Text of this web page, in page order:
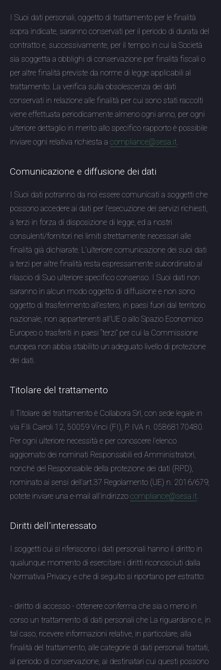
I Suoi dati personali, oggetto di trattamento per le finalità
sopra indicate, saranno conservati per il periodo di durata del
contratto e, successivamente, per il tempo in cui la Società
sia soggetta a obblighi di conservazione per finalità fiscali o
per altre finalità previste da norme di legge applicabili al
trattamento. La verifica sulla obsolescenza dei dati
conservati in relazione alle finalità per cui sono stati raccolti
viene effettuata periodicamente almeno ogni anno, per ogni
ulteriore dettaglio in merito allo specifico rapporto è possibile
inviare ogni relativa richiesta a compliance@sesa.it
Comunicazione e diffusione dei dati
I Suoi dati potranno da noi essere comunicati a soggetti che
possono accedere ai dati per l’esecuzione dei servizi richiesti,
a terzi in forza di disposizione di legge, ed a nostri
consulenti/fornitori nei limiti strettamente necessari alle
finalità già dichiarate. L’ulteriore comunicazione dei suoi dati
a terzi per altre finalità resta espressamente subordinato al
rilascio di Suo ulteriore specifico consenso. I Suoi dati non
saranno in alcun modo oggetto di diffusione e non sono
oggetto di trasferimento all’estero, in paesi fuori dal territorio
nazionale, non appartenenti all'UE o allo Spazio Economico
Europeo o trasferiti in paesi “terzi” per cui la Commissione
europea non abbia stabilito un adeguato livello di protezione
dei dati.
Titolare del trattamento
Il Titolare del trattamento è Collabora Srl, con sede legale in
via F.lli Cairoli 12, 50059 Vinci (FI), P. IVA n. 05868170480.
Per ogni ulteriore necessità e per conoscere l’elenco
aggiornato dei nominati Responsabili ed Amministratori,
nonché del Responsabile della protezione dei dati (RPD),
nominato ai sensi dell’art.37 Regolamento (UE) n. 2016/679,
potete inviare una e-mail all’indirizzo compliance@sesa.it.
Diritti dell’interessato
I soggetti cui si riferiscono i dati personali hanno il diritto in
qualunque momento di esercitare i diritti riconosciuti dalla
Normativa Privacy e che di seguito si riportano per estratto:
- diritto di accesso - ottenere conferma che sia o meno in
corso un trattamento di dati personali che La riguardano e, in
tal caso, ricevere informazioni relative, in particolare, alla
finalità del trattamento, alle categorie di dati personali trattati,
al periodo di conservazione, ai destinatari cui questi possono